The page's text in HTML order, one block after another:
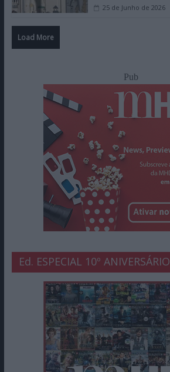
25 de Junho de 2026
Load More
Pub
Ed. ESPECIAL 10º ANIVERSÁRIO